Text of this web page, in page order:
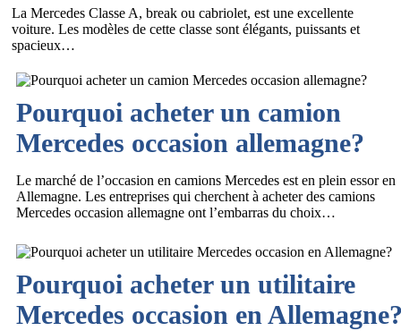
La Mercedes Classe A, break ou cabriolet, est une excellente
voiture. Les modèles de cette classe sont élégants, puissants et
spacieux…
Pourquoi acheter un camion
Mercedes occasion allemagne?
Le marché de l’occasion en camions Mercedes est en plein essor en
Allemagne. Les entreprises qui cherchent à acheter des camions
Mercedes occasion allemagne ont l’embarras du choix…
Pourquoi acheter un utilitaire
Mercedes occasion en